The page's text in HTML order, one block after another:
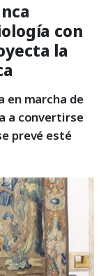
con
la
en marcha de
a convertirse
prevé esté